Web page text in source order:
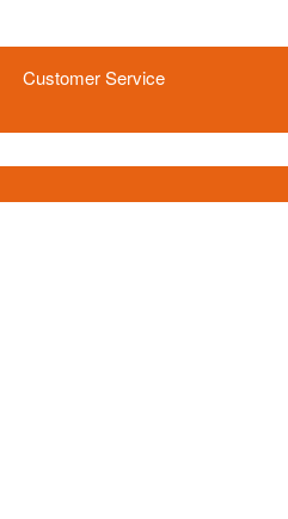
Customer Service